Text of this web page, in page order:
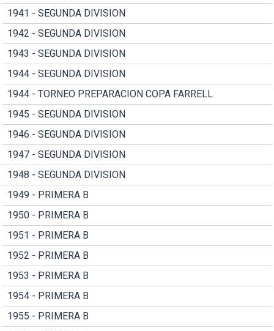
1941 - SEGUNDA DIVISION
1942 - SEGUNDA DIVISION
1943 - SEGUNDA DIVISION
1944 - SEGUNDA DIVISION
1944 - TORNEO PREPARACION COPA FARRELL
1945 - SEGUNDA DIVISION
1946 - SEGUNDA DIVISION
1947 - SEGUNDA DIVISION
1948 - SEGUNDA DIVISION
1949 - PRIMERA B
1950 - PRIMERA B
1951 - PRIMERA B
1952 - PRIMERA B
1953 - PRIMERA B
1954 - PRIMERA B
1955 - PRIMERA B